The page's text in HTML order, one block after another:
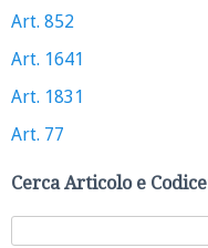
Art. 852
Art. 1641
Art. 1831
Art. 77
Cerca Articolo e